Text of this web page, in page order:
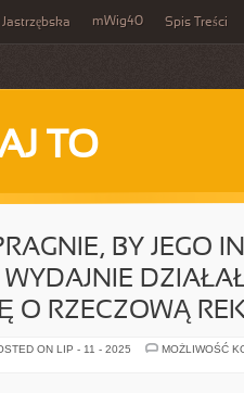
Jastrzębska mWig40 Spis Treści
TO
BY JEGO
WYDAJNIE
O RZECZOWĄ
ON LIP - 11 - 2025
MOŻLIWOŚĆ